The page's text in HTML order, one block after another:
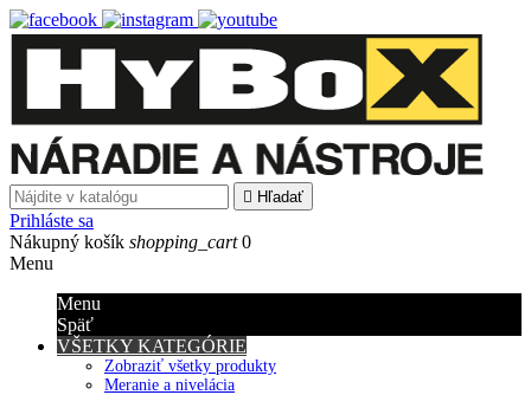
 Hľadať
Prihláste sa
Nákupný košík shopping_cart 0
Menu
Menu
Späť
VŠETKY KATEGÓRIE
Zobraziť všetky produkty
Meranie a nivelácia